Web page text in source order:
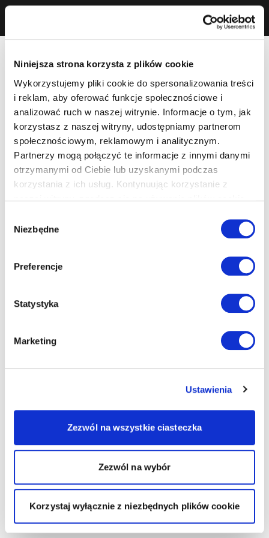
Niniejsza strona korzysta z plików cookie
Wykorzystujemy pliki cookie do spersonalizowania treści
i reklam, aby oferować funkcje społecznościowe i
analizować ruch w naszej witrynie. Informacje o tym, jak
korzystasz z naszej witryny, udostępniamy partnerom
społecznościowym, reklamowym i analitycznym.
Partnerzy mogą połączyć te informacje z innymi danymi
otrzymanymi od Ciebie lub uzyskanymi podczas
korzystania z ich usług. Kontynuując korzystanie z
zgody
Niezbędne
Preferencje
Statystyka
Marketing
Ustawienia
Zezwól na wszystkie ciasteczka
Zezwól na wybór
Korzystaj wyłącznie z niezbędnych plików cookie